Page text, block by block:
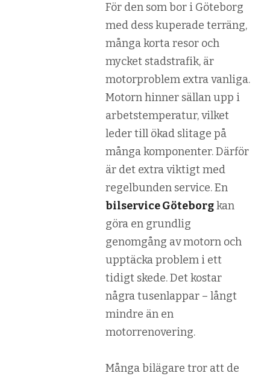
För den som bor i Göteborg
med dess kuperade terräng,
många korta resor och
mycket stadstrafik, är
motorproblem extra vanliga.
Motorn hinner sällan upp i
arbetstemperatur, vilket
leder till ökad slitage på
många komponenter. Därför
är det extra viktigt med
regelbunden service. En
bilservice Göteborgkan
göra en grundlig
genomgång av motorn och
upptäcka problem i ett
tidigt skede. Det kostar
några tusenlappar – långt
mindre än en
motorrenovering.
Många bilägare tror att de